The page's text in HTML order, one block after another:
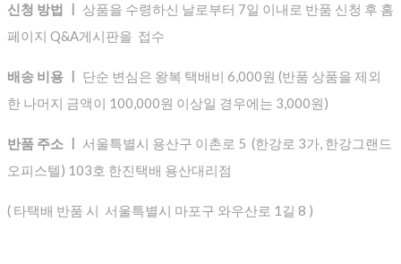
신청 방법 ㅣ 상품을 수령하신 날로부터 7일 이내로 반품 신청 후 홈
페이지 Q&A게시판을 접수
배송 비용 ㅣ
단순 변심은 왕복 택배비 6,000원 (반품 상품을 제외
한 나머지 금액이 100,000원 이상일 경우에는 3,000원)
반품 주소 ㅣ 서울특별시 용산구 이촌로 5 (한강로 3가, 한강그랜드
오피스텔) 103호 한진택배 용산대리점
( 타택배 반품 시 서울특별시 마포구 와우산로 1길 8 )